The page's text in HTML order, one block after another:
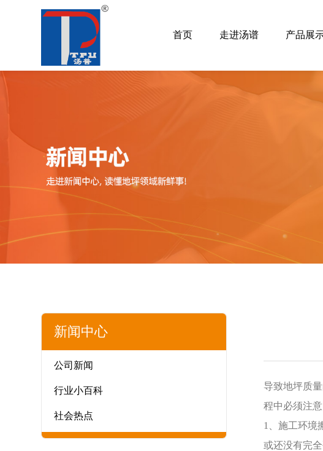
首页 走进汤谱 产品展
新闻中心
公司新闻
行业小百科
社会热点
导致地坪质
程中必须注
1、施工环境
或还没有完